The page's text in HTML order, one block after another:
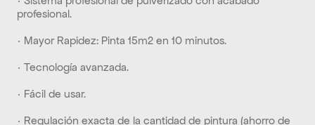
profesional.
· Mayor Rapidez: Pinta 15m2 en 10 minutos.
· Tecnología avanzada.
· Fácil de usar.
· Regulación exacta de la cantidad de pintura (ahorro de